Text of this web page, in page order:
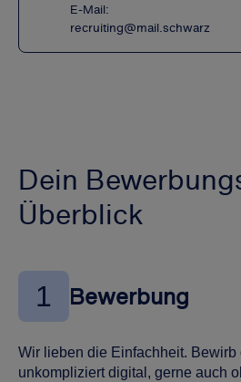
E-Mail:
recruiting@mail.schwarz
Dein
Überblick
1 Bewerbung
Wir lieben die Einfachheit. Bewirb
unkompliziert digital, gerne auch